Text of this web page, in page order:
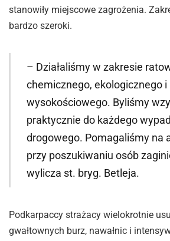
stanowiły miejscowe zagrożenia.
bardzo szeroki.
– Działaliśmy w zakresie
chemicznego, ekologicznego i
wysokościowego. Byliśmy
praktycznie do każdego
drogowego. Pomagaliśmy na
przy poszukiwaniu osób
wylicza st. bryg. Betleja.
Podkarpaccy strażacy wielokrotnie
gwałtownych burz, nawałnic i